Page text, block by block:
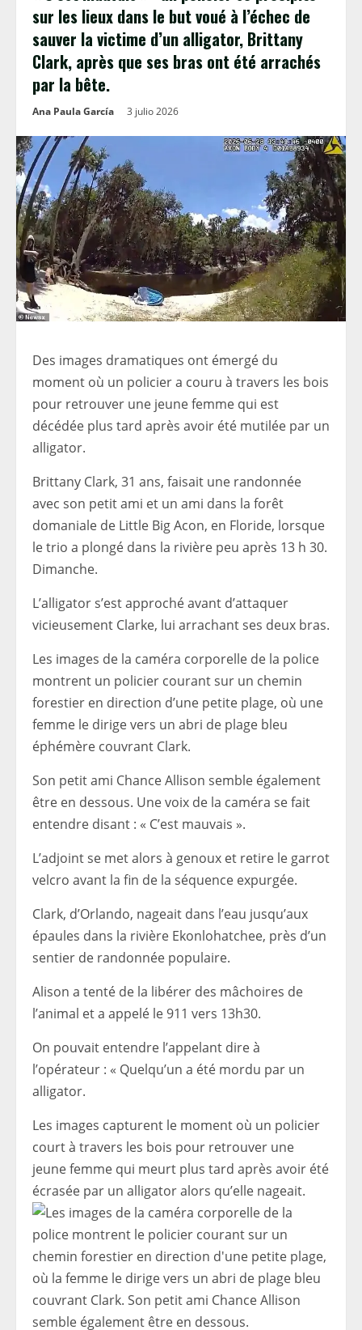
sur les lieux dans le but voué à l’échec de
sauver la victime d’un alligator, Brittany
Clark, après que ses bras ont été arrachés
par la bête.
Ana Paula García 3 julio 2026
Des images dramatiques ont émergé du
moment où un policier a couru à travers les bois
pour retrouver une jeune femme qui est
décédée plus tard après avoir été mutilée par un
alligator.
Brittany Clark, 31 ans, faisait une randonnée
avec son petit ami et un ami dans la forêt
domaniale de Little Big Acon, en Floride, lorsque
le trio a plongé dans la rivière peu après 13 h 30.
Dimanche.
L’alligator s’est approché avant d’attaquer
vicieusement Clarke, lui arrachant ses deux bras.
Les images de la caméra corporelle de la police
montrent un policier courant sur un chemin
forestier en direction d’une petite plage, où une
femme le dirige vers un abri de plage bleu
éphémère couvrant Clark.
Son petit ami Chance Allison semble également
être en dessous. Une voix de la caméra se fait
entendre disant : « C’est mauvais ».
L’adjoint se met alors à genoux et retire le garrot
velcro avant la fin de la séquence expurgée.
Clark, d’Orlando, nageait dans l’eau jusqu’aux
épaules dans la rivière Ekonlohatchee, près d’un
sentier de randonnée populaire.
Alison a tenté de la libérer des mâchoires de
l’animal et a appelé le 911 vers 13h30.
On pouvait entendre l’appelant dire à
l’opérateur : « Quelqu’un a été mordu par un
alligator.
Les images capturent le moment où un policier
court à travers les bois pour retrouver une
jeune femme qui meurt plus tard après avoir été
écrasée par un alligator alors qu’elle nageait.